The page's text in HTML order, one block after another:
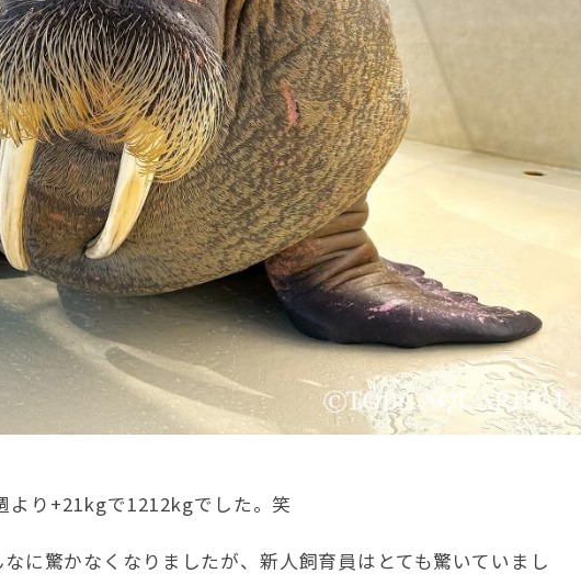
より+21kgで1212kgでした。笑
に驚かなくなりましたが、新人飼育員はとても驚いていまし